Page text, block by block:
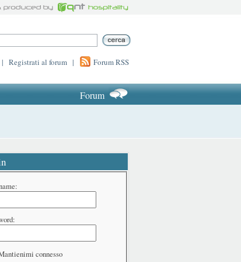
| Registrati al forum | Forum RSS
Forum
connesso